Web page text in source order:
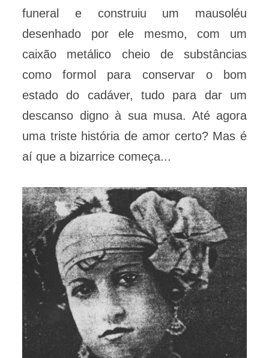
funeral e construiu um mausoléu
desenhado por ele mesmo, com um
caixão metálico cheio de substâncias
como formol para conservar o bom
estado do cadáver, tudo para dar um
descanso digno à sua musa. Até agora
uma triste história de amor certo? Mas é
aí que a bizarrice começa...